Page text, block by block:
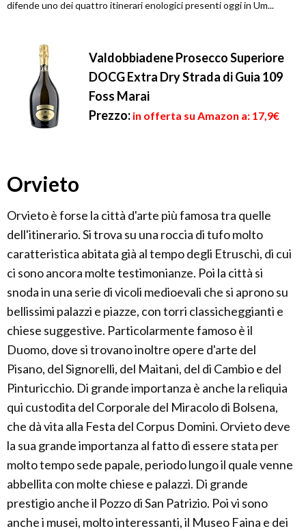
difende uno dei quattro itinerari enologici presenti oggi in Um...
Valdobbiadene Prosecco Superiore
DOCG Extra Dry Strada di Guia 109
Foss Marai
Prezzo: in offerta su Amazon a: 17,9€
Orvieto
Orvieto è forse la città d'arte più famosa tra quelle
dell'itinerario. Si trova su una roccia di tufo molto
caratteristica abitata già al tempo degli Etruschi, di cui
ci sono ancora molte testimonianze. Poi la città si
snoda in una serie di vicoli medioevali che si aprono su
bellissimi palazzi e piazze, con torri classicheggianti e
chiese suggestive. Particolarmente famoso è il
Duomo, dove si trovano inoltre opere d'arte del
Pisano, del Signorelli, del Maitani, del di Cambio e del
Pinturicchio. Di grande importanza è anche la reliquia
qui custodita del Corporale del Miracolo di Bolsena,
che dà vita alla Festa del Corpus Domini. Orvieto deve
la sua grande importanza al fatto di essere stata per
molto tempo sede papale, periodo lungo il quale venne
abbellita con molte chiese e palazzi. Di grande
prestigio anche il Pozzo di San Patrizio. Poi vi sono
anche i musei, molto interessanti, il Museo Faina e dei